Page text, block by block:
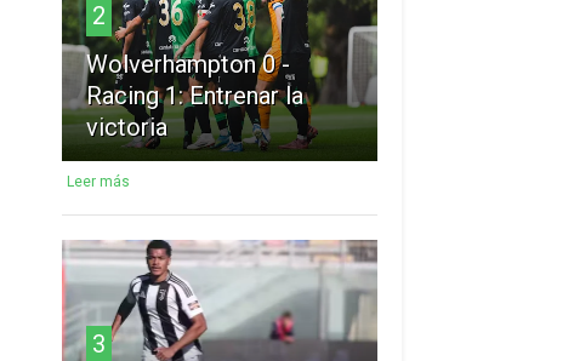
2
Wolverhampton 0 -
Racing 1: Entrenar la
victoria
Leer más
3